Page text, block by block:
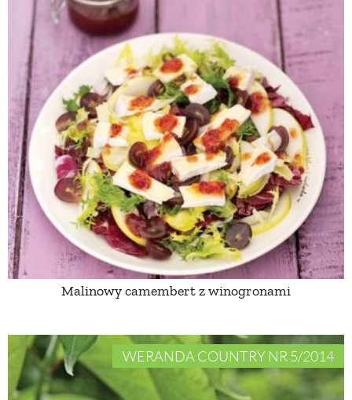
Malinowy camembert z winogronami
WERANDA COUNTRY NR 5/2014